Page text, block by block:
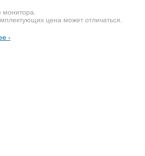
монитора.
цена может отличаться.
›